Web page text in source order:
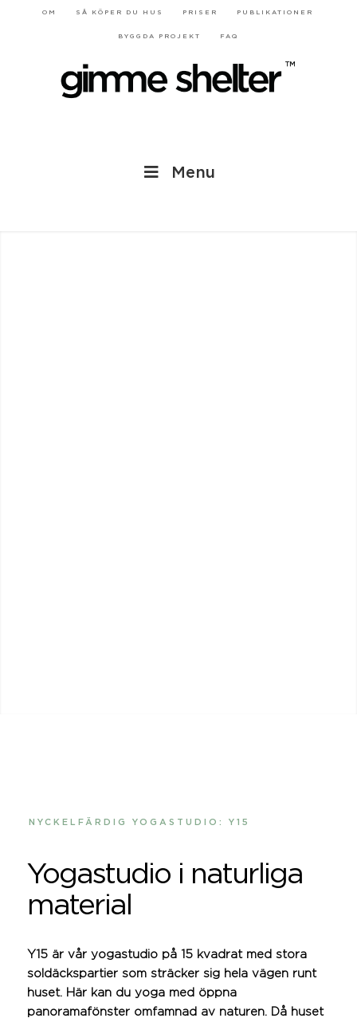
OM SÅ KÖPER DU HUS PRISER PUBLIKATIONER
BYGGDA PROJEKT FAQ
Menu
NYCKELFÄRDIG YOGASTUDIO: Y15
Yogastudio i naturliga
material
Y15 är vår yogastudio på 15 kvadrat med stora
soldäckspartier som sträcker sig hela vägen runt
huset. Här kan du yoga med öppna
panoramafönster omfamnad av naturen. Då huset